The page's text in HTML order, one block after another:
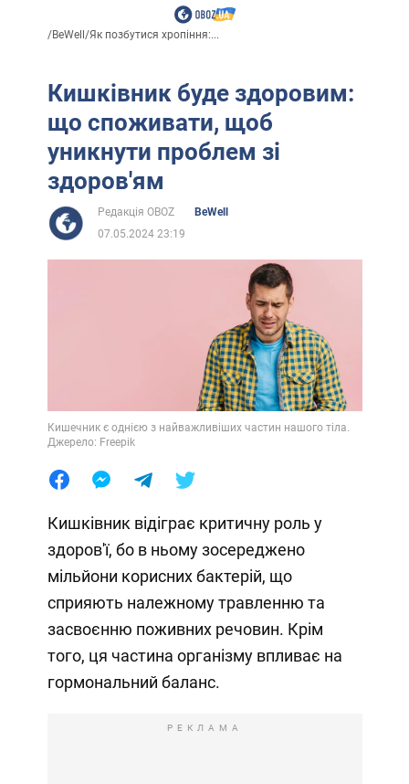
/BeWell/Як позбутися хропіння:...
Кишківник буде здоровим:
що споживати, щоб
уникнути проблем зі
здоров'ям
Редакція OBOZ
BeWell
07.05.2024 23:19
Кишечник є однією з найважливіших частин нашого тіла.
Джерело: Freepik
Кишківник відіграє критичну роль у
здоров'ї, бо в ньому зосереджено
мільйони корисних бактерій, що
сприяють належному травленню та
засвоєнню поживних речовин. Крім
того, ця частина організму впливає на
гормональний баланс.
РЕКЛАМА